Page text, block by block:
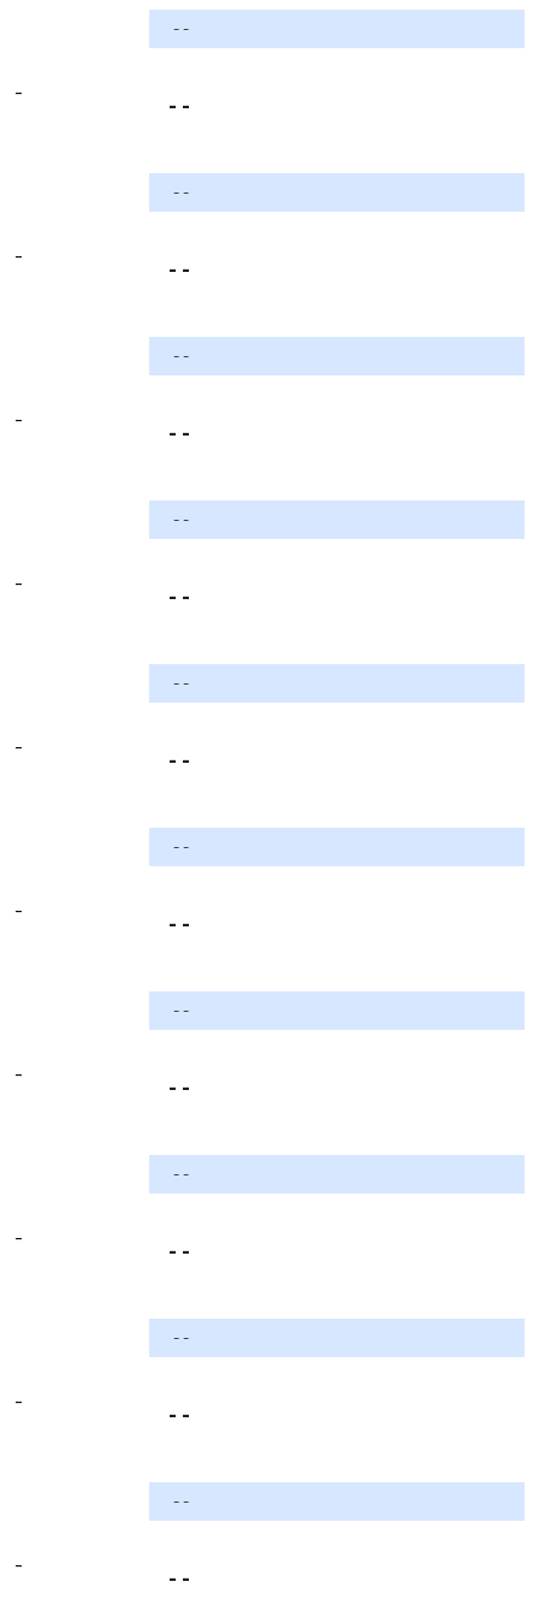
- -
-
- -
- -
-
- -
- -
-
- -
- -
-
- -
- -
-
- -
- -
-
- -
- -
-
- -
- -
-
- -
- -
-
- -
- -
-
- -